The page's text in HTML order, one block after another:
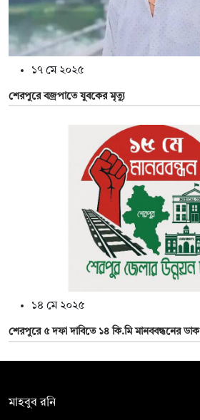
১৭ মে ২০২৫
শেরপুরে বজ্রপাতে যুবকের মৃত্যু
১৪ মে ২০২৫
শেরপুরে ৫ দফা দাবিতে ১৪ কি.মি মানববন্ধনের ডাক
মাহবুব রনি